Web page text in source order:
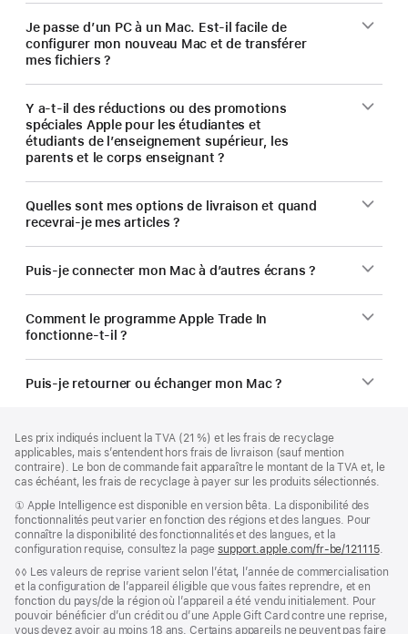
Je passe d’un PC à un Mac. Est-il facile de
configurer mon nouveau Mac et de transférer
mes fichiers ?
Y a-t-il des réductions ou des promotions
spéciales Apple pour les étudiantes et
étudiants de l’enseignement supérieur, les
parents et le corps enseignant ?
Quelles sont mes options de livraison et quand
recevrai-je mes articles ?
Puis-je connecter mon Mac à d’autres écrans ?
Comment le programme Apple Trade In
fonctionne-t-il ?
Puis-je retourner ou échanger mon Mac ?
de
page
de
bas
de
Les prix indiqués incluent la TVA (21 %) et les frais de recyclage
applicables, mais s’entendent hors frais de livraison (sauf mention
contraire). Le bon de commande fait apparaître le montant de la TVA et, le
cas échéant, les frais de recyclage à payer sur les produits sélectionnés.
Note
de
bas
de
① Apple Intelligence est disponible en version bêta. La disponibilité des
fonctionnalités peut varier en fonction des régions et des langues. Pour
connaître la disponibilité des fonctionnalités et des langues, et la
configuration requise, consultez la pagesupport.apple.com/fr-be/121115
une
.
Note
de
bas
de
page
◊◊ Les valeurs de reprise varient selon l’état, l’année de commercialisation
et la configuration de l’appareil éligible que vous faites reprendre, et en
fonction du pays/de la région où l’appareil a été vendu initialement. Pour
pouvoir bénéficier d’un crédit ou d’une Apple Gift Card contre une reprise,
vous devez avoir au moins 18 ans. Certains appareils ne peuvent pas faire